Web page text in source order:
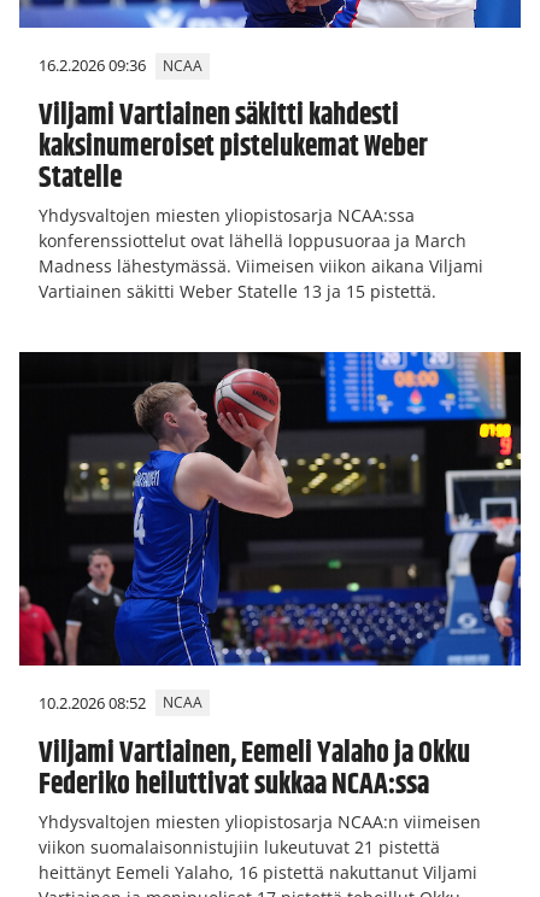
16.2.2026 09:36 NCAA
Viljami Vartiainen säkitti kahdesti
kaksinumeroiset pistelukemat Weber
Statelle
Yhdysvaltojen miesten yliopistosarja NCAA:ssa
konferenssiottelut ovat lähellä loppusuoraa ja March
Madness lähestymässä. Viimeisen viikon aikana Viljami
Vartiainen säkitti Weber Statelle 13 ja 15 pistettä.
10.2.2026 08:52 NCAA
Viljami Vartiainen, Eemeli Yalaho ja Okku
Federiko heiluttivat sukkaa NCAA:ssa
Yhdysvaltojen miesten yliopistosarja NCAA:n viimeisen
viikon suomalaisonnistujiin lukeutuvat 21 pistettä
heittänyt Eemeli Yalaho, 16 pistettä nakuttanut Viljami